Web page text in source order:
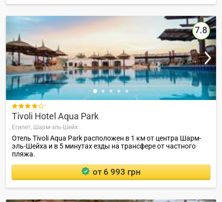
7.8

Tivoli Hotel Aqua Park
Египет, Шарм-эль-Шейх
Отель Tivoli Aqua Park расположен в 1 км от центра Шарм-
эль-Шейха и в 5 минутах езды на трансфере от частного
пляжа.
от 6 993 грн